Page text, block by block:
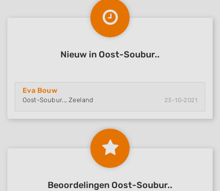
Nieuw in Oost-Soubur..
Eva Bouw
Oost-Soubur.., Zeeland 23-10-2021
Beoordelingen Oost-Soubur..